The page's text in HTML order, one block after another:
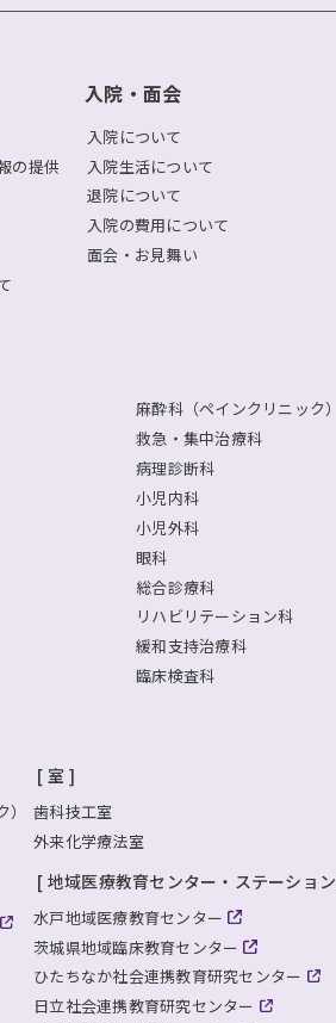
の提供
入院・面会
入院について
入院生活について
退院について
入院の費用について
面会・お見舞い
麻酔科（ペインクリニック）
救急・集中治療科
病理診断科
小児内科
小児外科
眼科
総合診療科
リハビリテーション科
緩和支持治療科
臨床検査科
室
歯科技工室
外来化学療法室
地域医療教育センター・ステーション
水戸地域医療教育センター
茨城県地域臨床教育センター
ひたちなか社会連携教育研究センター
日立社会連携教育研究センター